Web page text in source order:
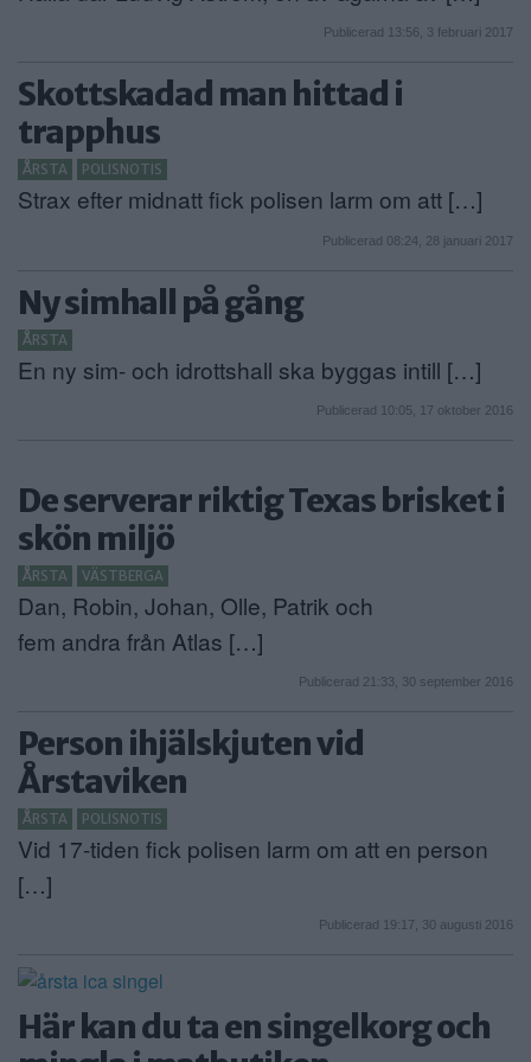
Publicerad 13:56, 3 februari 2017
Skottskadad man hittad i
trapphus
ÅRSTA POLISNOTIS
Strax efter midnatt fick polisen larm om att […]
Publicerad 08:24, 28 januari 2017
Ny simhall på gång
ÅRSTA
En ny sim- och idrottshall ska byggas intill […]
Publicerad 10:05, 17 oktober 2016
De serverar riktig Texas brisket i
skön miljö
ÅRSTA VÄSTBERGA
Dan, Robin, Johan, Olle, Patrik och
fem andra från Atlas […]
Publicerad 21:33, 30 september 2016
Person ihjälskjuten vid
Årstaviken
ÅRSTA POLISNOTIS
Vid 17-tiden fick polisen larm om att en person
[…]
Publicerad 19:17, 30 augusti 2016
Här kan du ta en singelkorg och